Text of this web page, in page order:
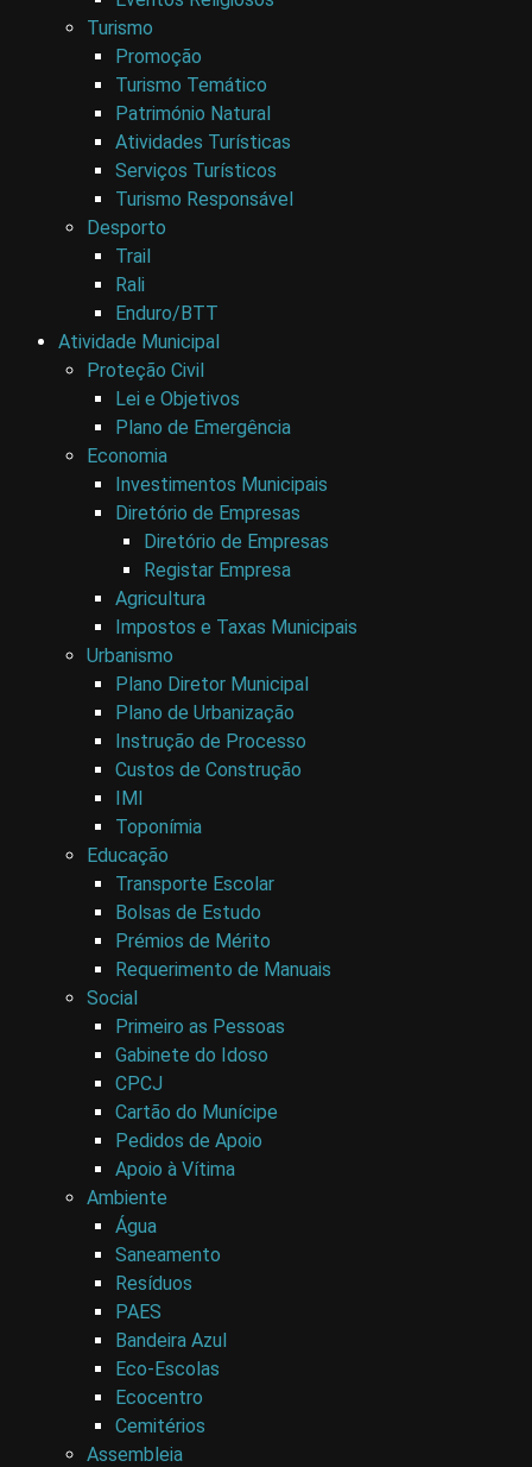
Turismo
Promoção
Turismo Temático
Património Natural
Atividades Turísticas
Serviços Turísticos
Turismo Responsável
Desporto
Trail
Rali
Enduro/BTT
Atividade Municipal
Proteção Civil
Lei e Objetivos
Plano de Emergência
Economia
Investimentos Municipais
Diretório de Empresas
Diretório de Empresas
Registar Empresa
Agricultura
Impostos e Taxas Municipais
Urbanismo
Plano Diretor Municipal
Plano de Urbanização
Instrução de Processo
Custos de Construção
IMI
Toponímia
Educação
Transporte Escolar
Bolsas de Estudo
Prémios de Mérito
Requerimento de Manuais
Social
Primeiro as Pessoas
Gabinete do Idoso
CPCJ
Cartão do Munícipe
Pedidos de Apoio
Apoio à Vítima
Ambiente
Água
Saneamento
Resíduos
PAES
Bandeira Azul
Eco-Escolas
Ecocentro
Cemitérios
Assembleia